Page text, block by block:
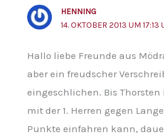
HENNING
14. OKTOBER 2013 UM 17:13
Hallo liebe Freunde aus
aber ein freudscher
eingeschlichen. Bis Thorsten
mit der 1. Herren gegen
Punkte einfahren kann,